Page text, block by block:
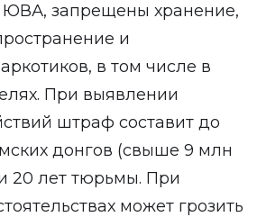
ЮВА, запрещены хранение,
и
в том числе в
При выявлении
штраф составит до
донгов (свыше 9 млн
20 лет тюрьмы. При
может грозить